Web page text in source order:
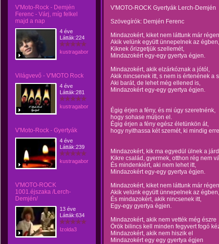
V'Moto-Rock - Demjén
Ferenc - Várj, míg felkel
majd a nap
4 éve
Látták:224
kustragabor
Világvevő - V'MOTO Rock
4 éve
Látták:281
kustragabor
V'Moto-Rock - Gyertyák
4 éve
Látták:239
kustragabor
V'MOTO-ROCK
1001.éjszaka /Lerch-
Demjén/
13 éve
Látták:634
Izolda3
V'MOTO-ROCK Gyertyák Lerch-Demjén
Szövegírók: Demjén Ferenc
Mindazokért, kiket nem láttunk már
Akik velünk együtt ünnepelnek az égben,
Kiknek őrizgetjük szellemét,
Mindazokért egy-egy gyertya égjen.
Mindazokért, akik elzárkóznak a jótól,
Akik nincsenek itt, s nem is értenének a
Aki barát, de lehet még ellened is,
Mindazokért egy-egy gyertya égjen.
Égig érjen a fény, és mi úgy szeretnénk,
hogy sohase múljon el.
Égig érjen a fény egész életünkön át,
hogy nyithassa két szemét, ki mindig
Mindazokért, kik ma egyedül ülnek a
Kikre család, gyermek, otthon rég nem
És mindenkiért, aki nem lehet itt,
Mindazokért egy-egy gyertya égjen.
Mindazokért, kiket nem láttunk már
Akik velünk együtt ünnepelnek az égben,
És mindazokért, akik nincsenek itt,
Egy-egy gyertya égjen.
Mindazokért, akik nem vették még észre
Örök bilincs kell minden fegyvert fogó
Mindazokért, akik nem hiszik el
Mindazokért egy egy gyertya égjen